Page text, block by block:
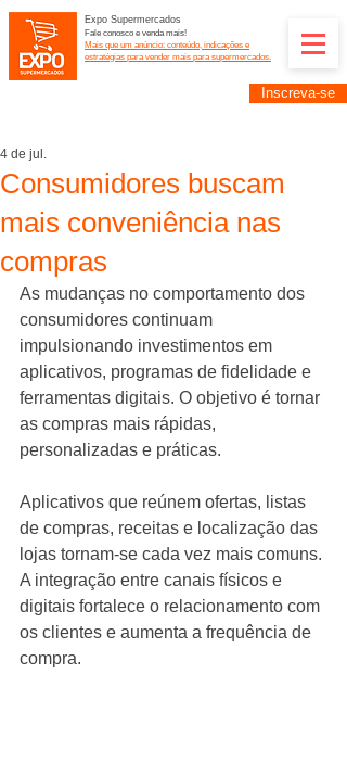
Expo Supermercados
Fale conosco e venda mais!
Mais que um anúncio: conteúdo, indicações e
estratégias para vender mais para supermercados.
Inscreva-se
Consumidores buscam
mais conveniência nas
compras
4 de jul.
As mudanças no comportamento dos
consumidores continuam
impulsionando investimentos em
aplicativos, programas de fidelidade e
ferramentas digitais. O objetivo é tornar
as compras mais rápidas,
personalizadas e práticas.
Aplicativos que reúnem ofertas, listas
de compras, receitas e localização das
lojas tornam-se cada vez mais comuns.
A integração entre canais físicos e
digitais fortalece o relacionamento com
os clientes e aumenta a frequência de
compra.